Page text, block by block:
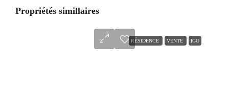
Propriétés simillaires
RÉSIDENCE VENTE IGO